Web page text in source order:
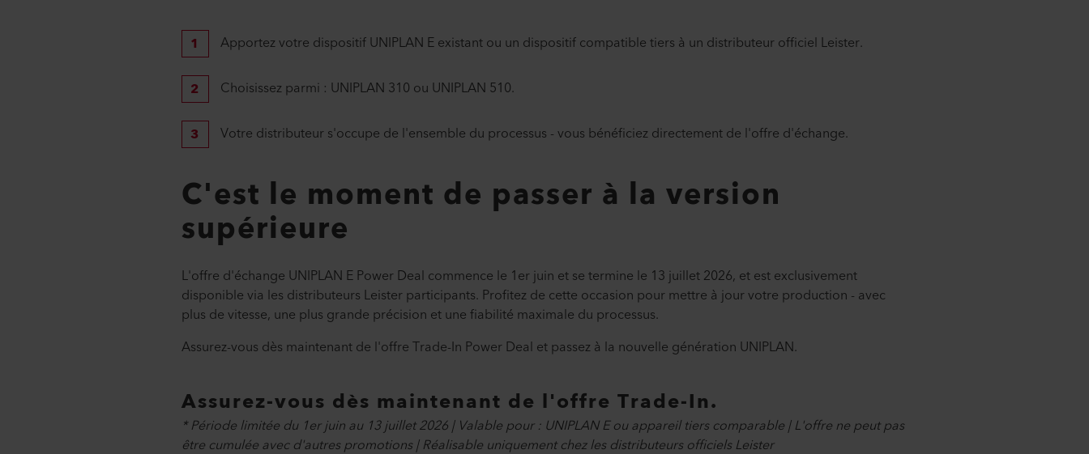
Apportez votre dispositif UNIPLAN E existant ou un dispositif compatible tiers à un distributeur officiel Leister.
Choisissez parmi : UNIPLAN 310 ou UNIPLAN 510.
Votre distributeur s'occupe de l'ensemble du processus - vous bénéficiez directement de l'offre d'échange.
C'est le moment de passer à la version
supérieure
L'offre d'échange UNIPLAN E Power Deal commence le 1er juin et se termine le 13 juillet 2026, et est exclusivement
disponible via les distributeurs Leister participants. Profitez de cette occasion pour mettre à jour votre production - avec
plus de vitesse, une plus grande précision et une fiabilité maximale du processus.
Assurez-vous dès maintenant de l'offre Trade-In Power Deal et passez à la nouvelle génération UNIPLAN.
Assurez-vous dès maintenant de l'offre Trade-In.
* Période limitée du 1er juin au 13 juillet 2026 | Valable pour : UNIPLAN E ou appareil tiers comparable | L'offre ne peut pas
être cumulée avec d'autres promotions | Réalisable uniquement chez les distributeurs officiels Leister